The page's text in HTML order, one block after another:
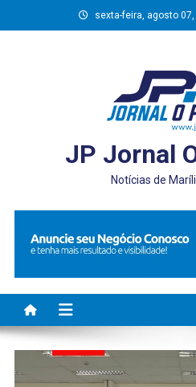
to
sexta-feira, agosto 07,
JP Jornal
Notícias de